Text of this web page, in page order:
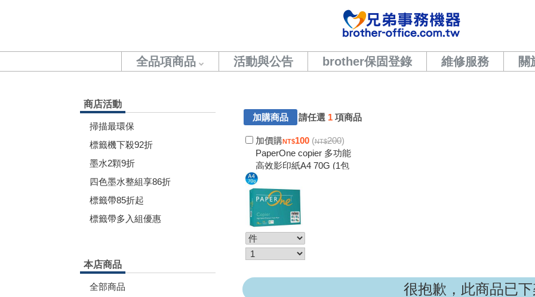
全品項商品 活動與公告 brother保固登錄 維修服務 關
商店活動
掃描最環保
標籤機下殺92折
墨水2顆9折
四色墨水整組享86折
標籤帶85折起
標籤帶多入組優惠
本店商品
全部商品
加購商品 請任選 1 項商品
加價購 100( 200)
PaperOne copier 多功能
高效影印紙A4 70G (1包
500張)
很抱歉，此商品已